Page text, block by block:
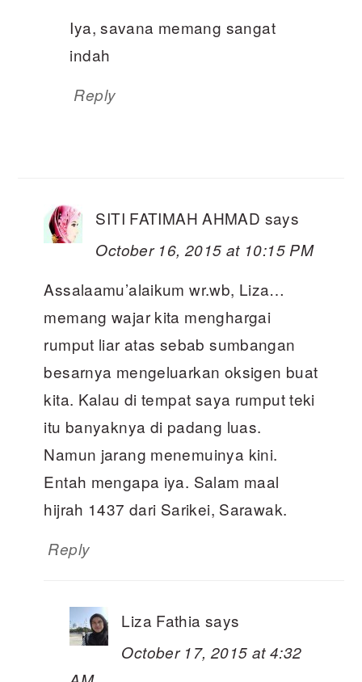
Iya, savana memang sangat
indah
Reply
SITI FATIMAH AHMAD says
October 16, 2015 at 10:15 PM
Assalaamu’alaikum wr.wb, Liza…
memang wajar kita menghargai
rumput liar atas sebab sumbangan
besarnya mengeluarkan oksigen buat
kita. Kalau di tempat saya rumput teki
itu banyaknya di padang luas.
Namun jarang menemuinya kini.
Entah mengapa iya. Salam maal
hijrah 1437 dari Sarikei, Sarawak.
Reply
Liza Fathia says
October 17, 2015 at 4:32